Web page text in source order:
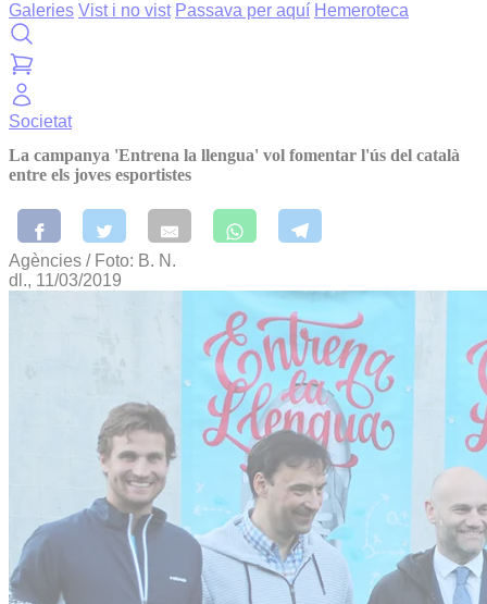
Galeries Vist i no vist Passava per aquí Hemeroteca
Societat
La campanya 'Entrena la llengua' vol fomentar l'ús del català
entre els joves esportistes
Agències / Foto: B. N.
dl., 11/03/2019